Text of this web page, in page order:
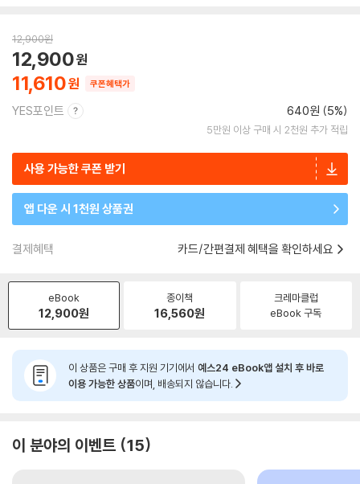
12,900원
11,610
12,900
쿠폰혜택가
YES포인트 640원 (5%)
5만원 이상 구매 시 2천원 추가 적립
사용 가능한 쿠폰 받기
앱 다운 시 1천원 상품권
결제혜택 카드/간편결제 혜택을 확인하세요
eBook
12,900원
종이책
16,560원
크레마클럽
eBook 구독
이 상품은 구매 후 지원 기기에서 예스24 eBook앱 설치 후 바로
이용 가능한 상품이며, 배송되지 않습니다.
이 분야의 이벤트 15